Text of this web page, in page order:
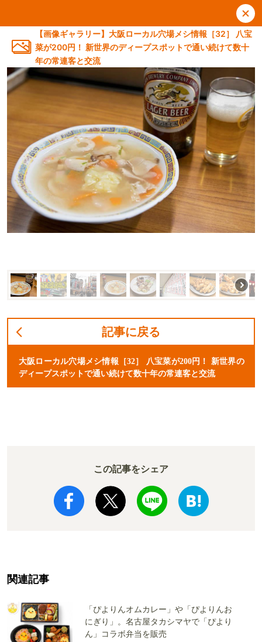
【画像ギャラリー】大阪ローカル穴場メシ情報［32］ 八宝
菜が200円！ 新世界のディープスポットで通い続けて数十
年の常連客と交流
記事に戻る
大阪ローカル穴場メシ情報［32］ 八宝菜が200円！ 新世界の
ディープスポットで通い続けて数十年の常連客と交流
この記事をシェア
関連記事
「ぴよりんオムカレー」や「ぴよりんお
にぎり」。名古屋タカシマヤで「ぴより
ん」コラボ弁当を販売